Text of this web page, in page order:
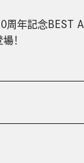
周年記念BEST
！